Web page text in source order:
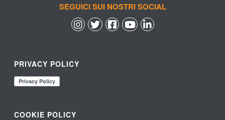
SEGUICI SUI NOSTRI SOCIAL
PRIVACY POLICY
COOKIE POLICY